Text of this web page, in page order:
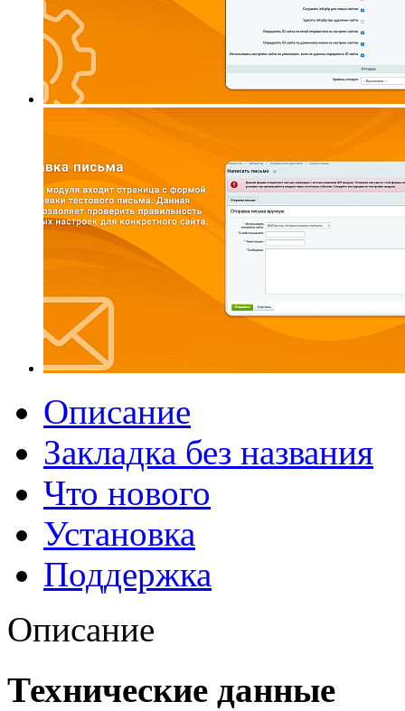
Описание
Закладка без названия
Что нового
Установка
Поддержка
Описание
Технические данные